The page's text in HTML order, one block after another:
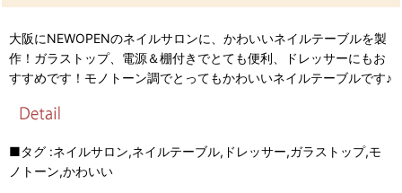
大阪にNEWOPENのネイルサロンに、かわいいネイルテーブルを製
作！ガラストップ、電源＆棚付きでとても便利、ドレッサーにもお
すすめです！モノトーン調でとってもかわいいネイルテーブルです♪
■タグ :ネイルサロン,ネイルテーブル,ドレッサー,ガラストップ,モ
ノトーン,かわいい